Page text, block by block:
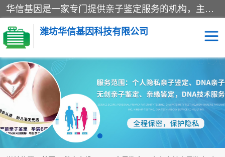
华信基因是一家专门提供亲子鉴定服务的机构，主要业务：济南亲子鉴定、临沂亲子鉴定、菏泽亲子鉴定、淄博亲子鉴定、青岛亲子鉴定、日照亲子鉴定、临朐亲子鉴定、寿光亲子鉴定等，联合广州、上海、北京、深圳、杭州、武汉、成都、合肥、贵阳、沈阳等地区有法医物证鉴定机构及基因检测公司，为国内外客户提供便捷的DNA鉴定服务。
潍坊华信基因科技有限公司
亲子鉴定 DNA亲子鉴定
隐私亲子鉴定 无创亲子鉴定
孕期亲子鉴定